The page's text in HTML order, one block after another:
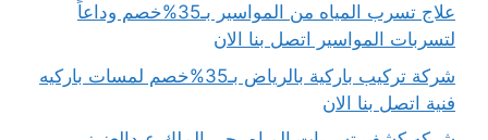
علاج تسرب المياه من المواسير بـ35%خصم وداعاً
لتسربات المواسير اتصل بنا الان
شركة تركيب باركية بالرياض بـ35%خصم لمسات باركيه
فنية اتصل بنا الان